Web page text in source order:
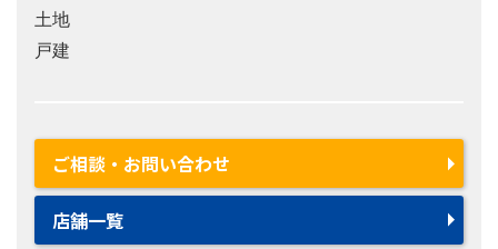
土地
戸建
ご相談・お問い合わせ
店舗一覧